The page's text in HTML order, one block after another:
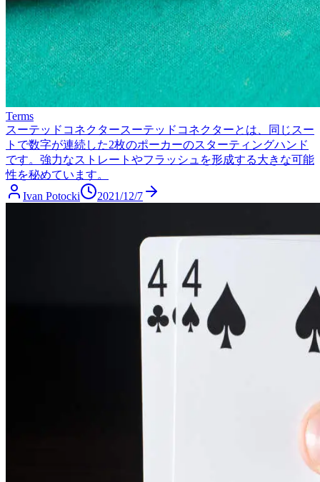
Terms
スーテッドコネクタースーテッドコネクターとは、同じスー
トで数字が連続した2枚のポーカーのスターティングハンド
です。強力なストレートやフラッシュを形成する大きな可能
性を秘めています。
Ivan Potocki
2021/12/7